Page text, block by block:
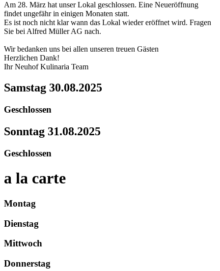
Am 28. März hat unser Lokal geschlossen. Eine Neueröffnung
findet ungefähr in einigen Monaten statt.
Es ist noch nicht klar wann das Lokal wieder eröffnet wird. Fragen
Sie bei Alfred Müller AG nach.
Wir bedanken uns bei allen unseren treuen Gästen
Herzlichen Dank!
Ihr Neuhof Kulinaria Team
Samstag 30.08.2025
Geschlossen
Sonntag 31.08.2025
Geschlossen
a la carte
Montag
Dienstag
Mittwoch
Donnerstag